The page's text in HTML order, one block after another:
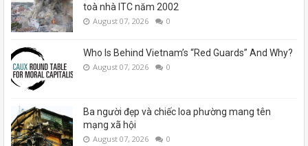
toà nhà ITC năm 2002
August 07, 2026 0
Who Is Behind Vietnam’s “Red Guards” And Why?
August 07, 2026 0
Ba người đẹp và chiếc loa phường mang tên
mạng xã hội
August 07, 2026 0